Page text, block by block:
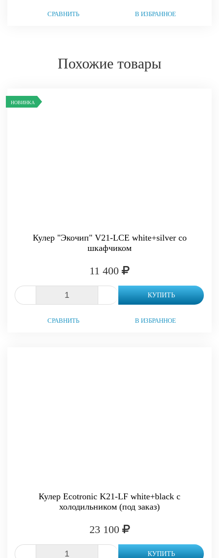
СРАВНИТЬ В ИЗБРАННОЕ
Похожие товары
НОВИНКА
Кулер "Экочип" V21-LCE white+silver со
шкафчиком
11 400
КУПИТЬ
СРАВНИТЬ В ИЗБРАННОЕ
Кулер Ecotronic K21-LF white+black с
холодильником (под заказ)
23 100
КУПИТЬ